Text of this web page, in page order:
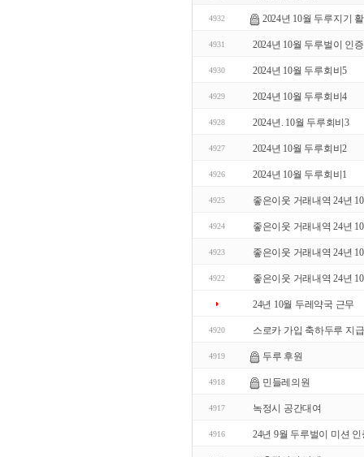
4932 2024년 10월 두루지기
4931 2024년 10월 두루벌이 인증
4930 2024년 10월 두루회비5
4929 2024년 10월 두루회비4
4928 2024년. 10월 두루회비3
4927 2024년 10월 두루회비2
4926 2024년 10월 두루회비1
4925 좋은이웃 거래내역 24년
4924 좋은이웃 거래내역 24년
4923 좋은이웃 거래내역 24년
4922 좋은이웃 거래내역 24년
24년 10월 두레약국 근무
4920 스로카 가입 축하두루 지급
4919 두루 후원
4918 민들레의원
4917 녹정시 공간대여
4916 24년 9월 두루벌이 미션 인